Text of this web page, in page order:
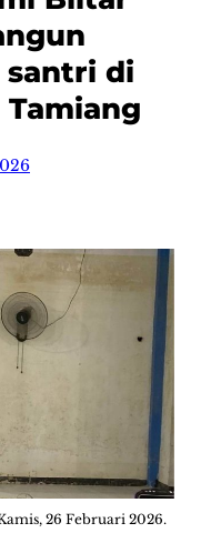
di
26 Februari 2026.